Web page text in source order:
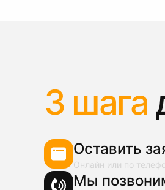
3 шага
Оставить
Онлайн или по
Мы